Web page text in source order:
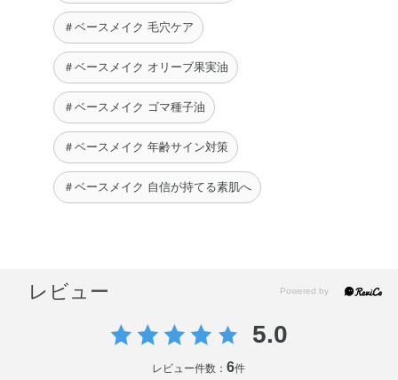
リルPEG－9ポリジメチルシロキシエチルジメチコン・
（トリメチルペンタンジオール／アジピン酸／グリセリ
ン）クロスポリマー・塩化Na・マイクロクリスタリンワッ
クス・BG・オリーブ果実油・カニナバラ果実油・ゴマ種子
油・サフラワー油・ジパルミチン酸アスコルビル・トコフ
ェロール・ホホバ種子油・ラベンダー油・BHT・エチルヘ
キシルグリセリン・グリセリン・シリカ・ジミリスチン酸
Al・ラウロイルリシン・水酸化Al・フェノキシエタノー
ル・酸化チタン・酸化鉄
キサノイン・ジカプリン酸ポリグリセリル－6・ジカプリ
ン酸PG・ジオレイン酸ポリグリセリル－10・ミリスチン
酸イソプロピル・水添ポリイソブテン・イソノナン酸イソ
トリデシル・オリーブ果実油・ゴマ種子油・サフラワー
油・トコフェロール・ホホバ種子油・BHT・シクロヘキサ
＃ベースメイク 毛穴ケア
＃ベースメイク オリーブ果実油
＃ベースメイク ゴマ種子油
＃ベースメイク 年齢サイン対策
＃ベースメイク 自信が持てる素肌へ
レビュー
5.0
レビュー件数：6件